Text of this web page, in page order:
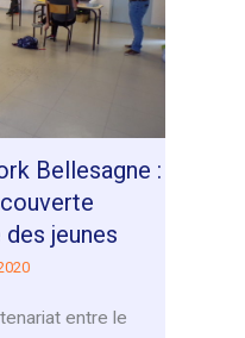
académique
des
l’Education
Nationale
Bellesagne :
jeunes
entre le